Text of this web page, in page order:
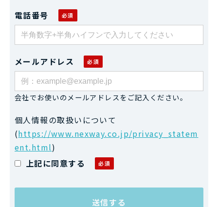
電話番号
メールアドレス
会社でお使いのメールアドレスをご記入ください。
個人情報の取扱いについて
(https://www.nexway.co.jp/privacy_statem
ent.html)
上記に同意する